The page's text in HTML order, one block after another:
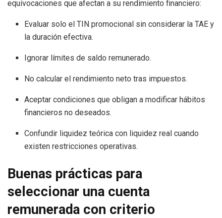
equivocaciones que afectan a su rendimiento financiero:
Evaluar solo el TIN promocional sin considerar la TAE y
la duración efectiva.
Ignorar límites de saldo remunerado.
No calcular el rendimiento neto tras impuestos.
Aceptar condiciones que obligan a modificar hábitos
financieros no deseados.
Confundir liquidez teórica con liquidez real cuando
existen restricciones operativas.
Buenas prácticas para
seleccionar una cuenta
remunerada con criterio